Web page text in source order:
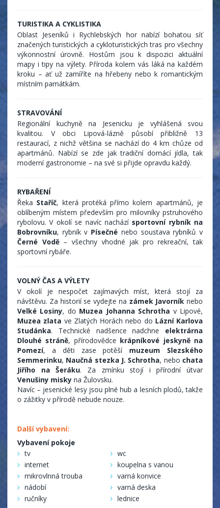
TURISTIKA A CYKLISTIKA
Oblast Jeseníků i Rychlebských hor nabízí bohatou síť
značených turistických a cykloturistických tras pro všechny
výkonnostní úrovně. Hostům jsou k dispozici aktuální
mapy i tipy na výlety. Příroda kolem vás láká na každém
kroku – ať už zamíříte na hřebeny nebo k romantickým
místním památkám.
STRAVOVÁNÍ
Regionální kuchyně na Jesenicku je vyhlášená svou
kvalitou. V obci Lipová-lázně působí přibližně 13
restaurací, z nichž většina se nachází do 4 km chůze od
apartmánů. Nabízí se zde jak tradiční domácí jídla, tak
moderní gastronomie – na své si přijde opravdu každý.
RYBAŘENÍ
Řeka Staříč, která protéká přímo kolem apartmánů, je
oblíbeným místem především pro milovníky pstruhového
rybolovu. V okolí se navíc nachází sportovní rybník na
Bobrovníku, rybník v Písečné nebo soustava rybníků v
Černé Vodě– všechny vhodné jak pro rekreační, tak
sportovní rybáře.
VOLNÝ ČAS A VÝLETY
V okolí je nespočet zajímavých míst, která stojí za
návštěvu. Za historií se vydejte na zámek Javorník nebo
Velké Losiny, do Muzea Johanna Schrotha v Lipové,
Muzea zlata ve Zlatých Horách nebo do Lázní Karlova
Studánka. Technické nadšence nadchne elektrárna
Dlouhé stráně, přírodovědce krápníkové jeskyně na
Pomezí, a děti zase potěší muzeum Slezského
Semmerinku, Naučná stezka J. Schrotha, nebo chata
Jiřího na Šeráku. Za zmínku stojí i přírodní útvar
Venušiny misky na Žulovsku.
Navíc – jesenické lesy jsou plné hub a lesních plodů, takže
o zážitky v přírodě nebude nouze.
Další vybavení:
Vybavení pokoje
tv
wc
internet
koupelna s vanou
mikrovlnná trouba
varná konvice
nádobí
varná deska
ručníky
lednice